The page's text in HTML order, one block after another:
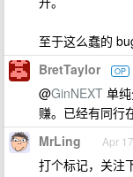
至于这么蠢的
BretTaylor OP
@GinNEXT 单
赚。已经有同行
MrLing Apr 17
打个标记，关注